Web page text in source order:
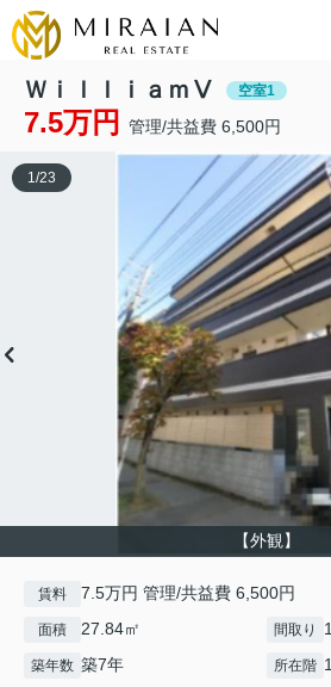
ＷｉｌｌｉａｍⅤ 空室1
7.5万円 管理/共益費 6,500円
【外観】
1/23
賃料 7.5万円 管理/共益費 6,500円
面積 27.84㎡ 間取り
築年数 築7年 所在階